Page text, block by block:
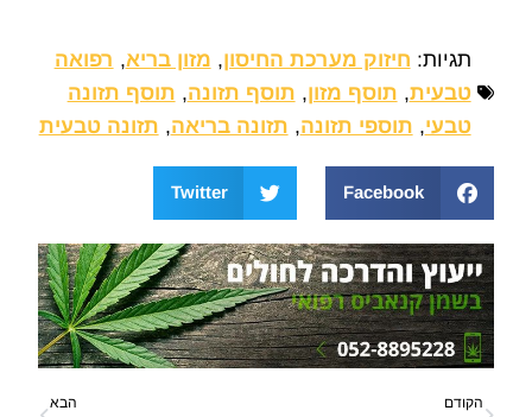
תגיות: חיזוק מערכת החיסון, מזון בריא, רפואה
טבעית, תוסף מזון, תוסף תזונה, תוסף תזונה
טבעי, תוספי תזונה, תזונה בריאה, תזונה טבעית
Facebook
Twitter
הקודם הבא